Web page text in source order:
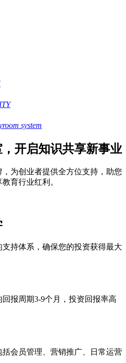
system
开启知识共享新事业
为创业者提供全方位支持，助您
育行业红利。
持体系，确保您的投资获得最大
报周期3-9个月，投资回报率高
会员管理、营销推广、日常运营